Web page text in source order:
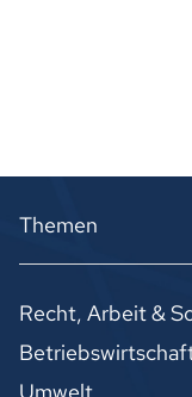
Themen
Recht, Arbeit &